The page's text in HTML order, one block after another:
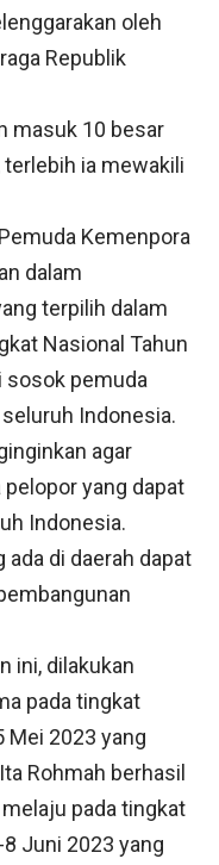
oleh
Republik
masuk 10 besar
ia mewakili
Kemenpora
dalam
terpilih dalam
Nasional Tahun
sosok pemuda
Indonesia.
agar
yang dapat
Indonesia.
di daerah dapat
ini, dilakukan
pada tingkat
Mei 2023 yang
Rohmah berhasil
pada tingkat
Juni 2023 yang